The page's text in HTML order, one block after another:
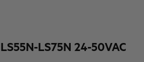
LS75N 24-50VAC